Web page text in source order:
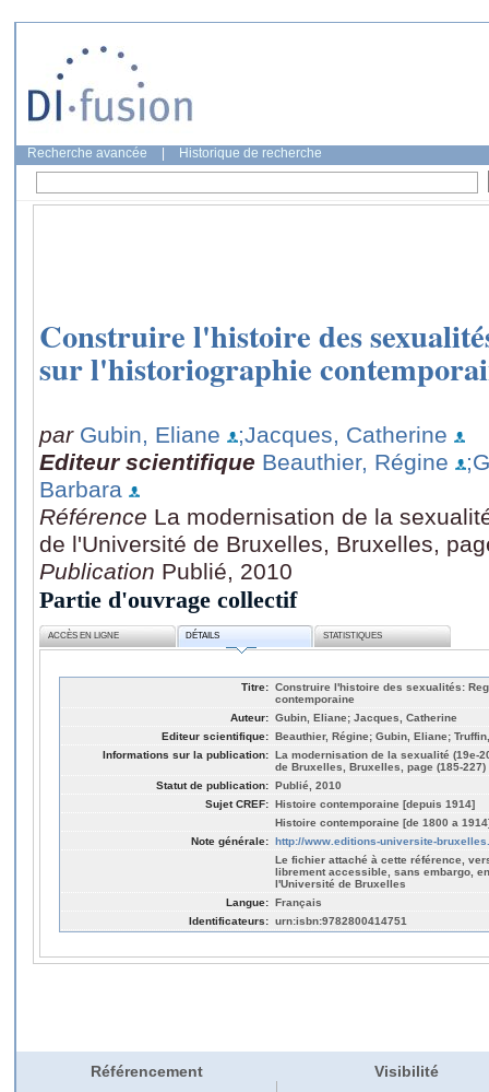
Recherche avancée Historique de recherche
Construire l'histoire des
sur l'historiographie
par Gubin, Eliane
;Jacques, Catherine
Editeur scientifique Beauthier, Régine
Barbara
Référence La modernisation de la
de l'Université de Bruxelles, Bruxelles,
Publication Publié, 2010
Partie d'ouvrage collectif
ACCÈS EN LIGNE DÉTAILS STATISTIQUES
Titre: Construire l'histoire des sexualités:
contemporaine
Auteur: Gubin, Eliane; Jacques, Catherine
Editeur scientifique: Beauthier, Régine; Gubin, Eliane;
Informations sur la publication: La modernisation de la sexualité (19e-
de Bruxelles, Bruxelles, page (185-227)
Statut de publication: Publié, 2010
Sujet CREF: Histoire contemporaine [depuis 1914]
Histoire contemporaine [de 1800 a
Note générale: http://www.editions-universite-
Le fichier attaché à cette référence,
librement accessible, sans embargo,
l'Université de Bruxelles
Langue: Français
Identificateurs: urn:isbn:9782800414751
Référencement Visibilité